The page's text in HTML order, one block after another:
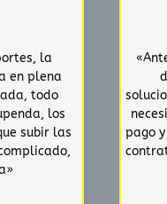
la
en plena
todo
los
subir las
pago